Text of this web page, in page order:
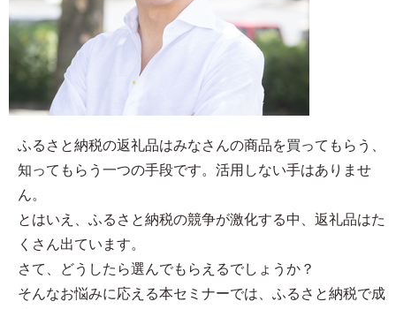
ふるさと納税の返礼品はみなさんの商品を買ってもらう、
知ってもらう一つの手段です。活用しない手はありませ
ん。
とはいえ、ふるさと納税の競争が激化する中、返礼品はた
くさん出ています。
さて、どうしたら選んでもらえるでしょうか？
そんなお悩みに応える本セミナーでは、ふるさと納税で成